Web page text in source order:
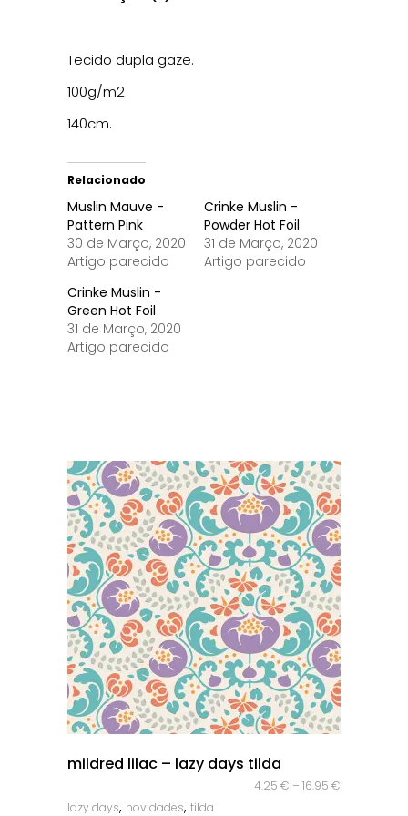
Tecido dupla gaze.
100g/m2
140cm.
Relacionado
Muslin Mauve -
Pattern Pink
30 de Março, 2020
Artigo parecido
Crinke Muslin -
Powder Hot Foil
31 de Março, 2020
Artigo parecido
Crinke Muslin -
Green Hot Foil
31 de Março, 2020
Artigo parecido
mildred lilac – lazy days tilda
4.25 € – 16.95 €
lazy days, novidades, tilda